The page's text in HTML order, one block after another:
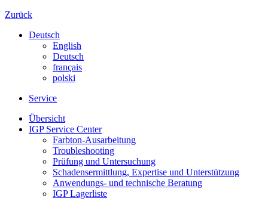
Zurück
Deutsch
English
Deutsch
français
polski
Service
Übersicht
IGP Service Center
Farbton-Ausarbeitung
Troubleshooting
Prüfung und Untersuchung
Schadensermittlung, Expertise und Unterstützung
Anwendungs- und technische Beratung
IGP Lagerliste